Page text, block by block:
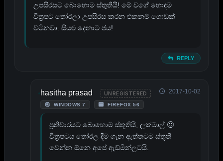
උපසිරසට බොහොම ස්තුතියි! මේ වගේ හොඳම
චිත්‍රපට තෝරලා උපසිරස කරන එකනම් ගොඩක්
වටිනවා. සියළු දෙනාට ජය!
REPLY
hasitha prasad UNREGISTERED
WINDOWS 7 FIREFOX 56
2017-10-02
ප්‍රතිචාරයට බොහොම ස්තූතියි, ලක්මාල් 🙂
චිත්‍රපටය තෝරල දීම ගැන ඇත්තටම ස්තූති
වෙන්න ඕනෙ අපේ ඇඩ්මින්ලටයි.